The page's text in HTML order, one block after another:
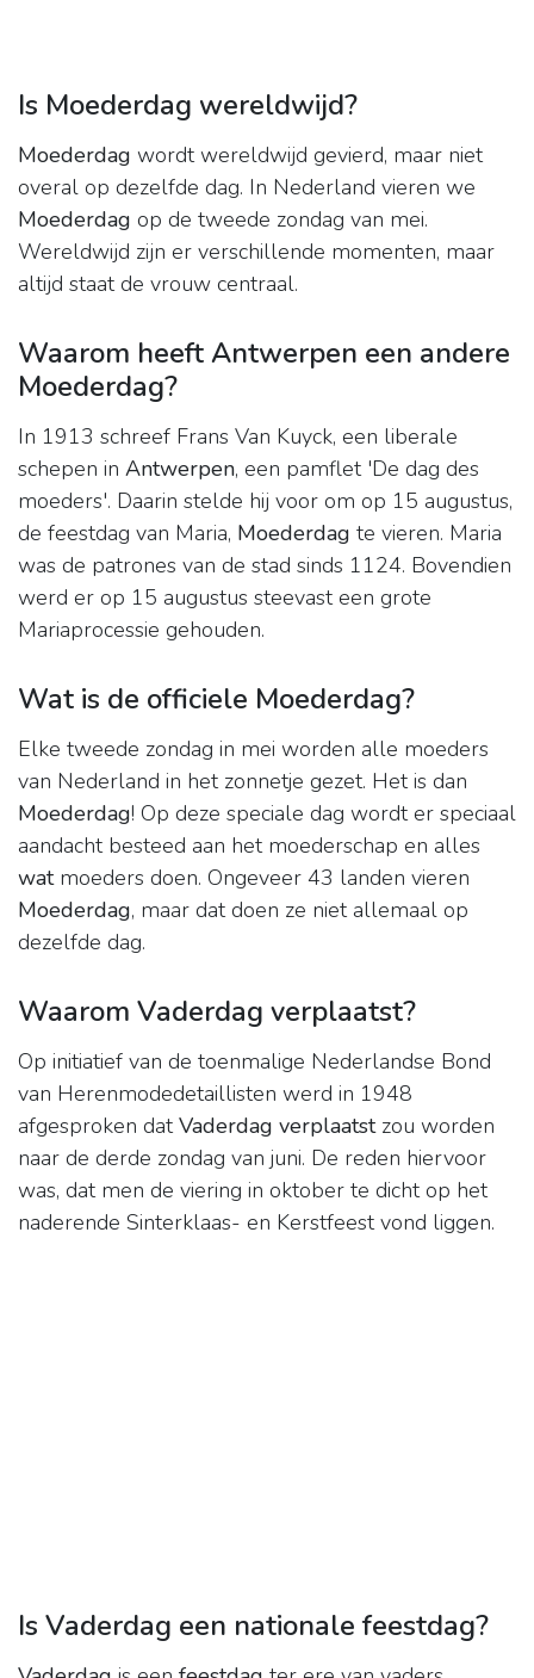
Is Moederdag wereldwijd?
Moederdag wordt wereldwijd gevierd, maar niet
overal op dezelfde dag. In Nederland vieren we
Moederdag op de tweede zondag van mei.
Wereldwijd zijn er verschillende momenten, maar
altijd staat de vrouw centraal.
Waarom heeft Antwerpen een andere
Moederdag?
In 1913 schreef Frans Van Kuyck, een liberale
schepen in Antwerpen, een pamflet 'De dag des
moeders'. Daarin stelde hij voor om op 15 augustus,
de feestdag van Maria, Moederdag te vieren. Maria
was de patrones van de stad sinds 1124. Bovendien
werd er op 15 augustus steevast een grote
Mariaprocessie gehouden.
Wat is de officiele Moederdag?
Elke tweede zondag in mei worden alle moeders
van Nederland in het zonnetje gezet. Het is dan
Moederdag! Op deze speciale dag wordt er speciaal
aandacht besteed aan het moederschap en alles
watmoeders doen. Ongeveer 43 landen vieren
Moederdag, maar dat doen ze niet allemaal op
dezelfde dag.
Waarom Vaderdag verplaatst?
Op initiatief van de toenmalige Nederlandse Bond
van Herenmodedetaillisten werd in 1948
afgesproken datVaderdag verplaatstzou worden
naar de derde zondag van juni. De reden hiervoor
was, dat men de viering in oktober te dicht op het
naderende Sinterklaas- en Kerstfeest vond liggen.
Is Vaderdag een nationale feestdag?